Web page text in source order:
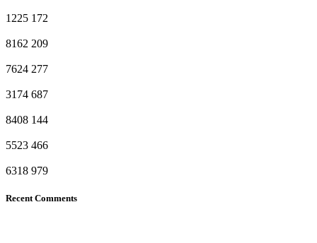
1225 172
8162 209
7624 277
3174 687
8408 144
5523 466
6318 979
Recent Comments